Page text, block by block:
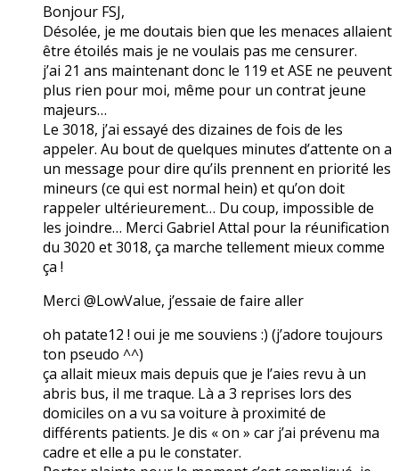
Bonjour FSJ,
Désolée, je me doutais bien que les menaces allaient
être étoilés mais je ne voulais pas me censurer.
j’ai 21 ans maintenant donc le 119 et ASE ne peuvent
plus rien pour moi, même pour un contrat jeune
majeurs…
Le 3018, j’ai essayé des dizaines de fois de les
appeler. Au bout de quelques minutes d’attente on a
un message pour dire qu’ils prennent en priorité les
mineurs (ce qui est normal hein) et qu’on doit
rappeler ultérieurement… Du coup, impossible de
les joindre… Merci Gabriel Attal pour la réunification
du 3020 et 3018, ça marche tellement mieux comme
ça !
Merci @LowValue, j’essaie de faire aller
oh patate12 ! oui je me souviens :) (j’adore toujours
ton pseudo ^^)
ça allait mieux mais depuis que je l’aies revu à un
abris bus, il me traque. Là a 3 reprises lors des
domiciles on a vu sa voiture à proximité de
différents patients. Je dis « on » car j’ai prévenu ma
cadre et elle a pu le constater.